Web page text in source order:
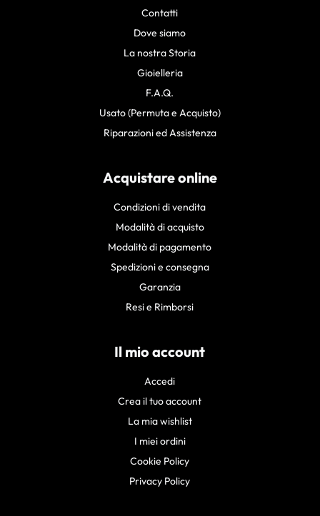
Contatti
Dove siamo
La nostra Storia
Gioielleria
F.A.Q.
Usato (Permuta e Acquisto)
Riparazioni ed Assistenza
Acquistare online
Condizioni di vendita
Modalità di acquisto
Modalità di pagamento
Spedizioni e consegna
Garanzia
Resi e Rimborsi
Il mio account
Accedi
Crea il tuo account
La mia wishlist
I miei ordini
Cookie Policy
Privacy Policy